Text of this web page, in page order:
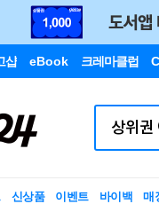
샵 eBook 크레마클럽
신상품 이벤트 바이백 매